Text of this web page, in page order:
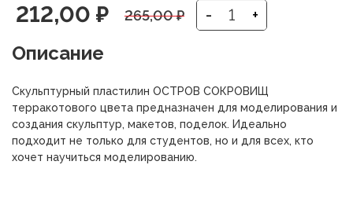
265,00₽
Первоначальная
цена
составляла
265,00 ₽.
212,00 ₽
Текущая
цена:
212,00 ₽.
- +
Описание
Скульптурный пластилин ОСТРОВ СОКРОВИЩ
терракотового цвета предназначен для моделирования и
создания скульптур, макетов, поделок. Идеально
подходит не только для студентов, но и для всех, кто
хочет научиться моделированию.